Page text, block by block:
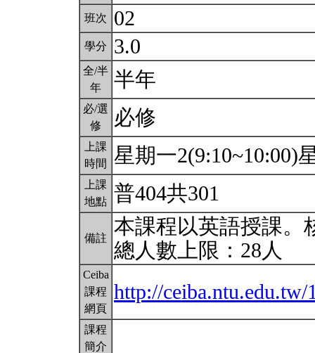
班次 02
學分 3.0
全/半
年
半年
必/選
修
必修
上課
時間
星期一2(9:10~10:00)
上課
地點 普404共301
備註
本課程以英語授課。
總人數上限：28人
Ceiba
課程
網頁
http://ceiba.ntu.edu.tw/
課程
簡介